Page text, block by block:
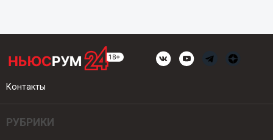
Контакты
РУБРИКИ